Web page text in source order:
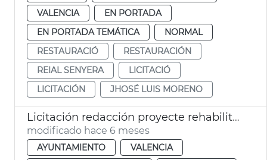
VALENCIA
EN PORTADA
EN PORTADA TEMÁTICA
NORMAL
RESTAURACIÓ
RESTAURACIÓN
REIAL SENYERA
LICITACIÓ
LICITACIÓN
JHOSÉ LUIS MORENO
Licitación redacción proyecte rehabilitación cubierta Mercado Central València
modificado hace 6 meses
AYUNTAMIENTO
VALENCIA